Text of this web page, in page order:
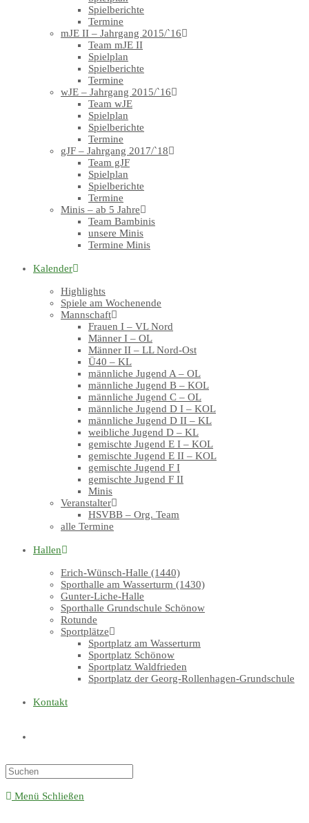
Spielberichte
Termine
mJE II – Jahrgang 2015/`16
Team mJE II
Spielplan
Spielberichte
Termine
wJE – Jahrgang 2015/`16
Team wJE
Spielplan
Spielberichte
Termine
gJF – Jahrgang 2017/`18
Team gJF
Spielplan
Spielberichte
Termine
Minis – ab 5 Jahre
Team Bambinis
unsere Minis
Termine Minis
Kalender
Highlights
Spiele am Wochenende
Mannschaft
Frauen I – VL Nord
Männer I – OL
Männer II – LL Nord-Ost
Ü40 – KL
männliche Jugend A – OL
männliche Jugend B – KOL
männliche Jugend C – OL
männliche Jugend D I – KOL
männliche Jugend D II – KL
weibliche Jugend D – KL
gemischte Jugend E I – KOL
gemischte Jugend E II – KOL
gemischte Jugend F I
gemischte Jugend F II
Minis
Veranstalter
HSVBB – Org. Team
alle Termine
Hallen
Erich-Wünsch-Halle (1440)
Sporthalle am Wasserturm (1430)
Gunter-Liche-Halle
Sporthalle Grundschule Schönow
Rotunde
Sportplätze
Sportplatz am Wasserturm
Sportplatz Schönow
Sportplatz Waldfrieden
Sportplatz der Georg-Rollenhagen-Grundschule
Kontakt
Menü Schließen